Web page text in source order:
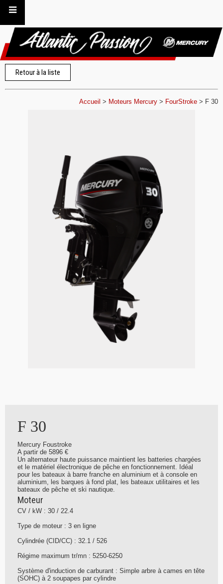
Retour à la liste
Accueil > Moteurs Mercury > FourStroke > F 30
F 30
Mercury Foustroke
A partir de 5896 €
Un alternateur haute puissance maintient les batteries chargées
et le matériel électronique de pêche en fonctionnement. Idéal
pour les bateaux à barre franche en aluminium et à console en
aluminium, les barques à fond plat, les bateaux utilitaires et les
bateaux de pêche et ski nautique.
Moteur
CV / kW : 30 / 22.4
Type de moteur : 3 en ligne
Cylindrée (CID/CC) : 32.1 / 526
Régime maximum tr/mn : 5250-6250
Système d'induction de carburant : Simple arbre à cames en tête
(SOHC) à 2 soupapes par cylindre